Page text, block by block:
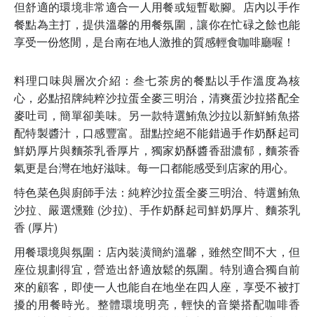
但舒適的環境非常適合一人用餐或短暫歇腳。店內以手作
餐點為主打，提供溫馨的用餐氛圍，讓你在忙碌之餘也能
享受一份悠閒，是台南在地人激推的質感輕食咖啡廳喔！
料理口味與層次介紹：叁七茶房的餐點以手作溫度為核
心，必點招牌純粹沙拉蛋全麥三明治，清爽蛋沙拉搭配全
麥吐司，簡單卻美味。另一款特選鮪魚沙拉以新鮮鮪魚搭
配特製醬汁，口感豐富。甜點控絕不能錯過手作奶酥起司
鮮奶厚片與麵茶乳香厚片，獨家奶酥醬香甜濃郁，麵茶香
氣更是台灣在地好滋味。每一口都能感受到店家的用心。
特色菜色與廚師手法：純粹沙拉蛋全麥三明治、特選鮪魚
沙拉、嚴選燻雞 (沙拉)、手作奶酥起司鮮奶厚片、麵茶乳
香 (厚片)
用餐環境與氛圍：店內裝潢簡約溫馨，雖然空間不大，但
座位規劃得宜，營造出舒適放鬆的氛圍。特別適合獨自前
來的顧客，即使一人也能自在地坐在四人座，享受不被打
擾的用餐時光。整體環境明亮，輕快的音樂搭配咖啡香